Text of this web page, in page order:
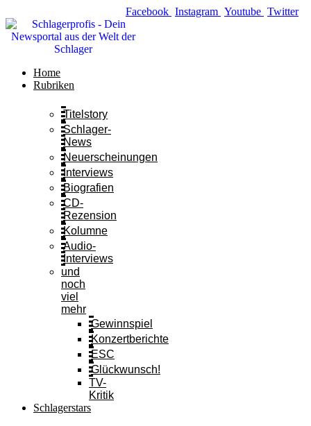
Inhalt
springen
Facebook Instagram Youtube Twitter
Home
Rubriken
Titelstory
Schlager-
News
Neuerscheinungen
Interviews
Biografien
CD-
Rezension
Kolumne
Audio-
Interviews
und
noch
viel
mehr
Gewinnspiel
Konzertberichte
ESC
Glückwunsch!
TV-
Kritik
Schlagerstars